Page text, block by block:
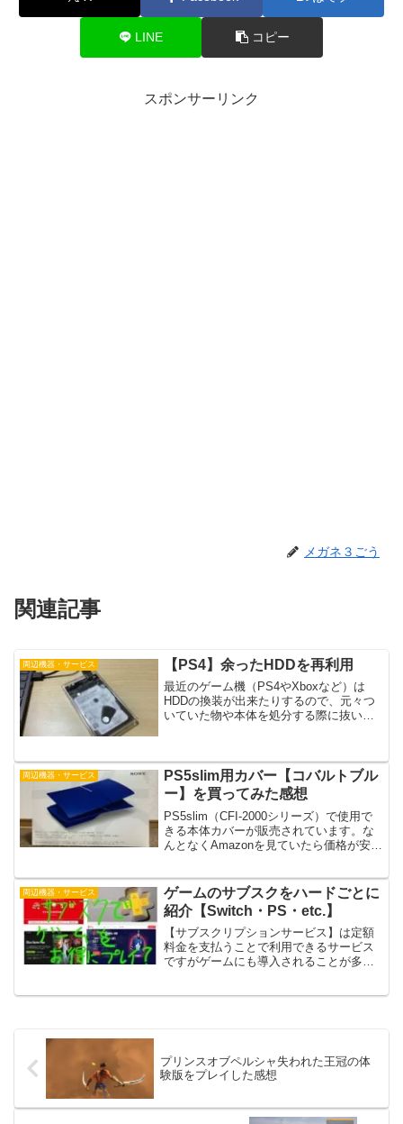
LINE コピー
スポンサーリンク
メガネ３ごう
関連記事
周辺機器・サービス 【PS4】余ったHDDを再利用
最近のゲーム機（PS4やXboxなど）は
HDDの換装が出来たりするので、元々つ
いていた物や本体を処分する際に抜いた
トレージとし...
周辺機器・サービス
PS5slim用カバー【コバルトブル
ー】を買ってみた感想
PS5slim（CFI-2000シリーズ）で使用で
きる本体カバーが販売されています。な
んとなくAmazonを見ていたら価格が安く
感想を書いていきます。外箱と内容物に
つい...
周辺機器・サービス
ゲームのサブスクをハードごとに
紹介【Switch・PS・etc.】
【サブスクリプションサービス】は定額
料金を支払うことで利用できるサービス
ですがゲームにも導入されることが多く
プリンスオブペルシャ失われた王冠の体
験版をプレイした感想